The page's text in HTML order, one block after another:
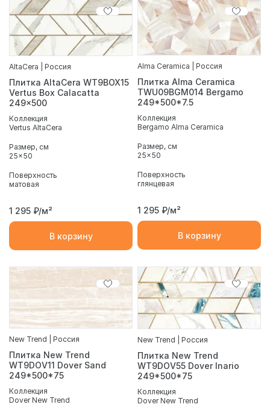
AltaCera | Россия
Плитка AltaCera WT9BOX15
Vertus Box Calacatta
249x500
Коллекция
Vertus AltaCera
Размер, см
25x50
Поверхность
матовая
1 295 ₽/м²
В корзину
Alma Ceramica | Россия
Плитка Alma Ceramica
TWU09BGM014 Bergamo
249*500*7.5
Коллекция
Bergamo Alma Ceramica
Размер, см
25x50
Поверхность
глянцевая
1 295 ₽/м²
В корзину
New Trend | Россия
Плитка New Trend
WT9DOV11 Dover Sand
249*500*75
Коллекция
Dover New Trend
New Trend | Россия
Плитка New Trend
WT9DOV55 Dover Inario
249*500*75
Коллекция
Dover New Trend